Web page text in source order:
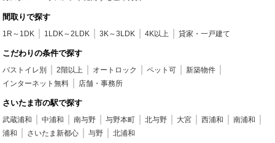
間取りで探す
1R～1DK 1LDK～2LDK 3K～3LDK 4K以上 貸家・一戸建て
こだわりの条件で探す
バストイレ別 2階以上 オートロック ペット可
新築物件
インターネット無料
店舗・事務所
さいたま市の駅で探す
武蔵浦和 中浦和 南与野 与野本町 北与野 大宮 西浦和
南浦和
浦和
さいたま新都心 与野 北浦和